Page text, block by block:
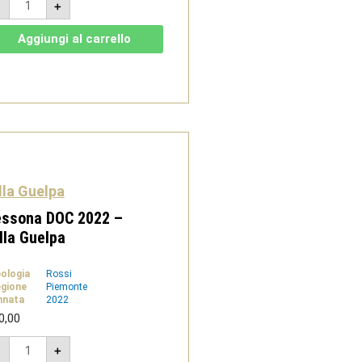
DOC
2020
Villa
Guelpa
+
Aggiungi al carrello
Guelpa
DOC 2022 –
Guelpa
Rossi
Piemonte
2022
Lessona
DOC +